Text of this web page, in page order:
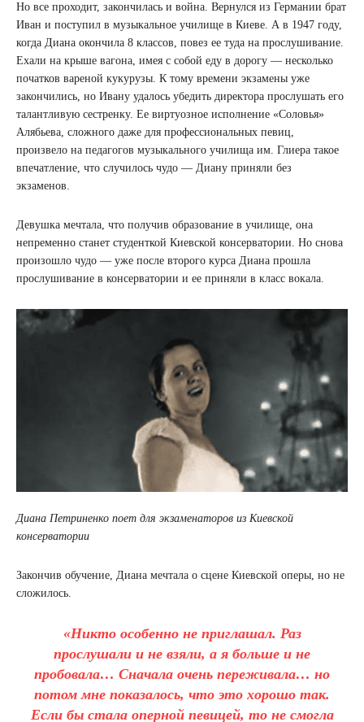
Но все проходит, закончилась и война. Вернулся из Германии брат
Иван и поступил в музыкальное училище в Киеве. А в 1947 году,
когда Диана окончила 8 классов, повез ее туда на прослушивание.
Ехали на крыше вагона, имея с собой еду в дорогу — несколько
початков вареной кукурузы. К тому времени экзамены уже
закончились, но Ивану удалось убедить директора прослушать его
талантливую сестренку. Ее виртуозное исполнение «Соловья»
Алябьева, сложного даже для профессиональных певиц,
произвело на педагогов музыкального училища им. Глиера такое
впечатление, что случилось чудо — Диану приняли без
экзаменов.
Девушка мечтала, что получив образование в училище, она
непременно станет студенткой Киевской консерватории. Но снова
произошло чудо — уже после второго курса Диана прошла
прослушивание в консерватории и ее приняли в класс вокала.
Диана Петриненко поет для экзаменаторов из Киевской
консерватории
Закончив обучение, Диана мечтала о сцене Киевской оперы, но не
сложилось.
«Никто особенно не приглашал. Раз
прослушали и не взяли, а я больше и не
пробовала… Сначала очень переживала… но
потом мне показалось, что это хорошо так.
Если бы стала оперной певицей, то не смогла